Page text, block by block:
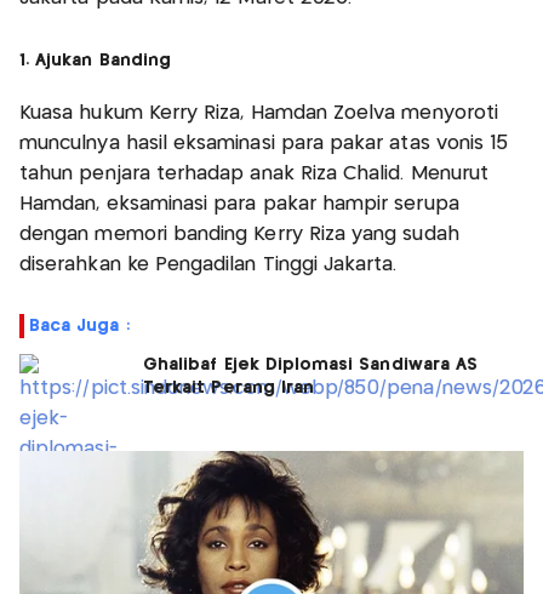
1. Ajukan Banding
Kuasa hukum Kerry Riza, Hamdan Zoelva menyoroti
munculnya hasil eksaminasi para pakar atas vonis 15
tahun penjara terhadap anak Riza Chalid. Menurut
Hamdan, eksaminasi para pakar hampir serupa
dengan memori banding Kerry Riza yang sudah
diserahkan ke Pengadilan Tinggi Jakarta.
Baca Juga :
Ghalibaf Ejek Diplomasi Sandiwara AS
Terkait Perang Iran